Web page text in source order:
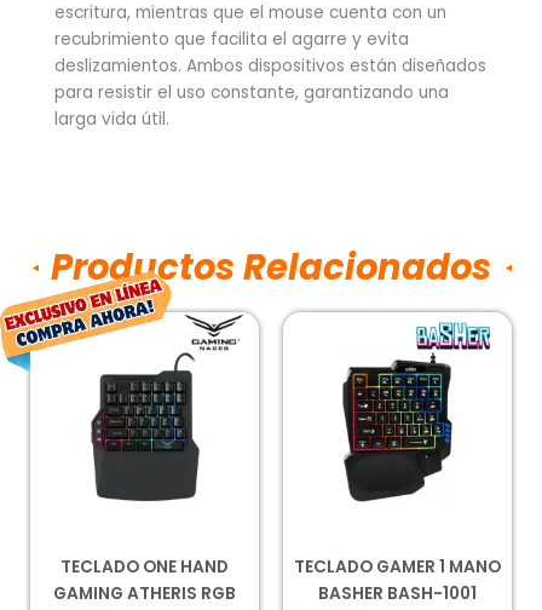
escritura, mientras que el mouse cuenta con un
recubrimiento que facilita el agarre y evita
deslizamientos. Ambos dispositivos están diseñados
para resistir el uso constante, garantizando una
larga vida útil.
Productos Relacionados
TECLADO ONE HAND
GAMING ATHERIS RGB
El
precio
original
era:
$584.00.
El
TECLADO GAMER 1 MANO
BASHER BASH-1001